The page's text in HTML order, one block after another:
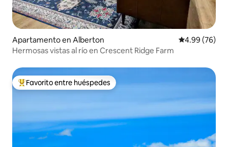
Apartamento en Alberton Calificación
4.99 (76)
Hermosas vistas al río en Crescent Ridge Farm
Favorito entre huéspedes preferido
Favorito entre huéspedes